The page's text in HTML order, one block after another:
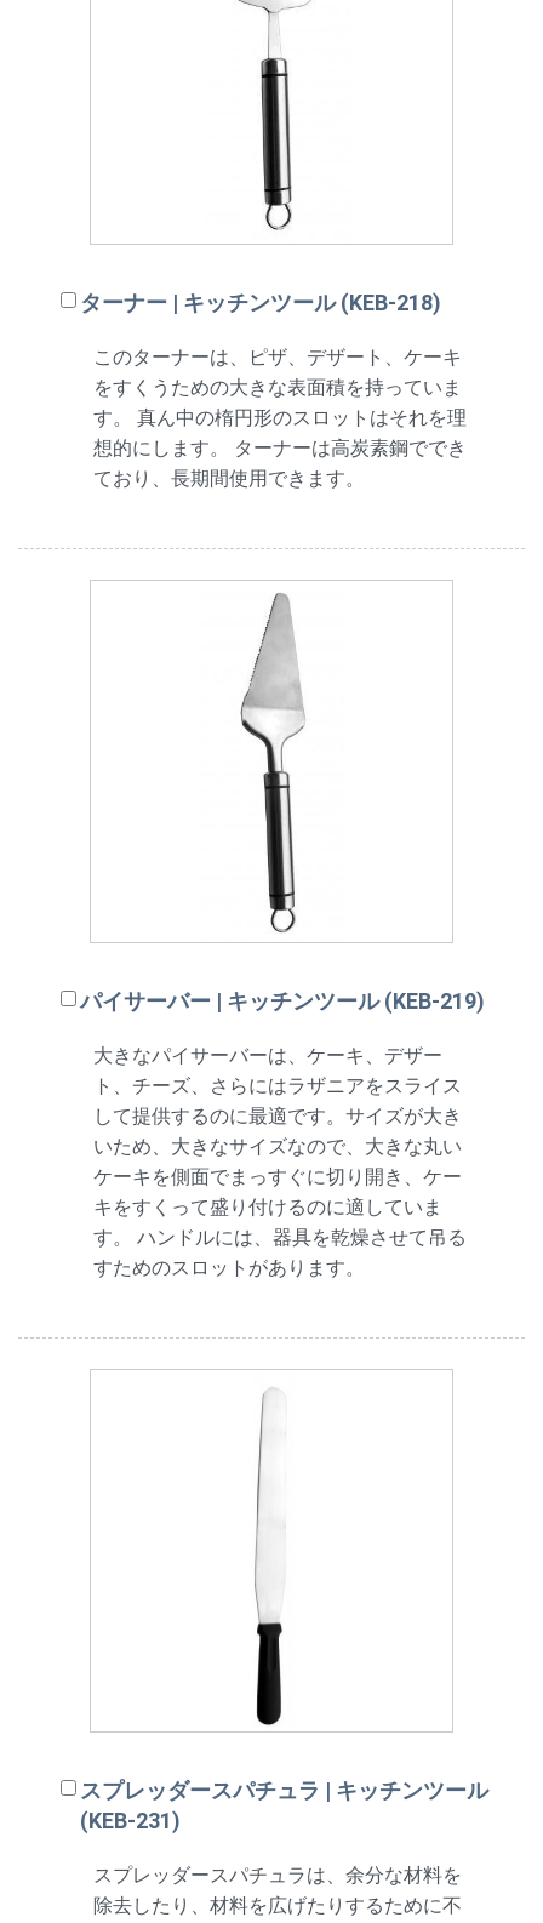
ターナー | キッチンツール (KEB-218)
このターナーは、ピザ、デザート、ケーキ
をすくうための大きな表面積を持っていま
す。 真ん中の楕円形のスロットはそれを理
想的にします。 ターナーは高炭素鋼ででき
ており、長期間使用できます。
パイサーバー | キッチンツール (KEB-219)
大きなパイサーバーは、ケーキ、デザー
ト、チーズ、さらにはラザニアをスライス
して提供するのに最適です。サイズが大き
いため、大きなサイズなので、大きな丸い
ケーキを側面でまっすぐに切り開き、ケー
キをすくって盛り付けるのに適していま
す。 ハンドルには、器具を乾燥させて吊る
すためのスロットがあります。
スプレッダースパチュラ | キッチンツール
(KEB-231)
スプレッダースパチュラは、余分な材料を
除去したり、材料を広げたりするために不